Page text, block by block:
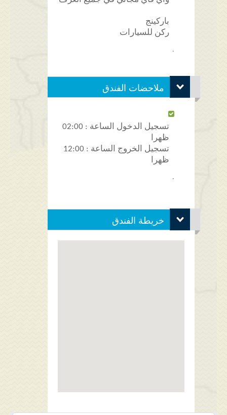
باركينج
ركن للسيارات
.
ملاحضات الفندق
تسجيل الدخول الساعة : 02:00
ظهرا
تسجيل الخروج الساعة : 12:00
ظهرا
.
خريطة الفندق